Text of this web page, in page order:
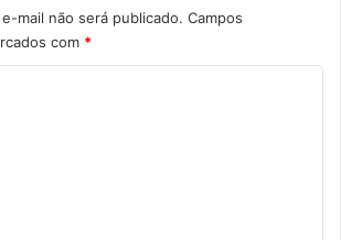
mail não será publicado. Campos
com *